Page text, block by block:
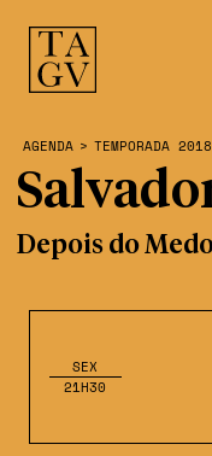
SEX
21H30
AGENDA > TEMPORADA
Depois do